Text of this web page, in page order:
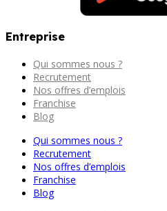
Entreprise
Qui sommes nous ?
Recrutement
Nos offres d’emplois
Franchise
Blog
Qui sommes nous ?
Recrutement
Nos offres d’emplois
Franchise
Blog